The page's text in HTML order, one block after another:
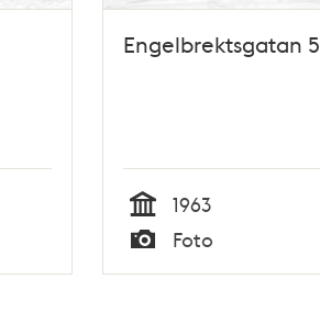
Engelbrektsgatan 5
Tid
1963
Typ
Foto